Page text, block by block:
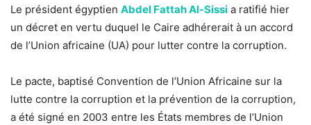
Le président égyptien Abdel Fattah Al-Sissi a ratifié hier
un décret en vertu duquel le Caire adhérerait à un accord
de l’Union africaine (UA) pour lutter contre la corruption.
Le pacte, baptisé Convention de l’Union Africaine sur la
lutte contre la corruption et la prévention de la corruption,
a été signé en 2003 entre les États membres de l’Union